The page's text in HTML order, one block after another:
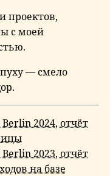
проектов,
с моей
— смело
2024, отчёт
2023, отчёт
на базе